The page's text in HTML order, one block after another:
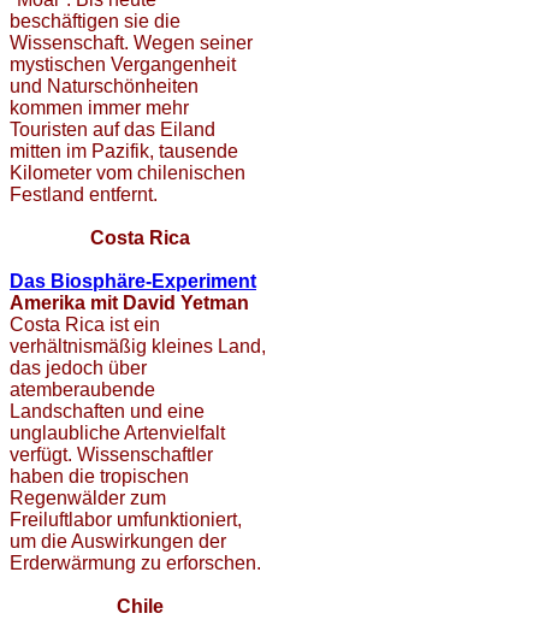
beschäftigen sie die
Wissenschaft. Wegen seiner
mystischen Vergangenheit
und Naturschönheiten
kommen immer mehr
Touristen auf das Eiland
mitten im Pazifik, tausende
Kilometer vom chilenischen
Festland entfernt.
Costa Rica
Das Biosphäre-Experiment
Amerika mit David Yetman
Costa Rica ist ein
verhältnismäßig kleines Land,
das jedoch über
atemberaubende
Landschaften und eine
unglaubliche Artenvielfalt
verfügt. Wissenschaftler
haben die tropischen
Regenwälder zum
Freiluftlabor umfunktioniert,
um die Auswirkungen der
Erderwärmung zu erforschen.
Chile